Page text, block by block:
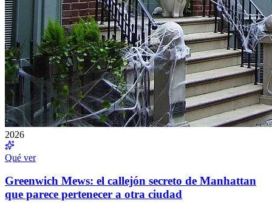
2026
Qué ver
Greenwich Mews: el callejón secreto de Manhattan
que parece pertenecer a otra ciudad